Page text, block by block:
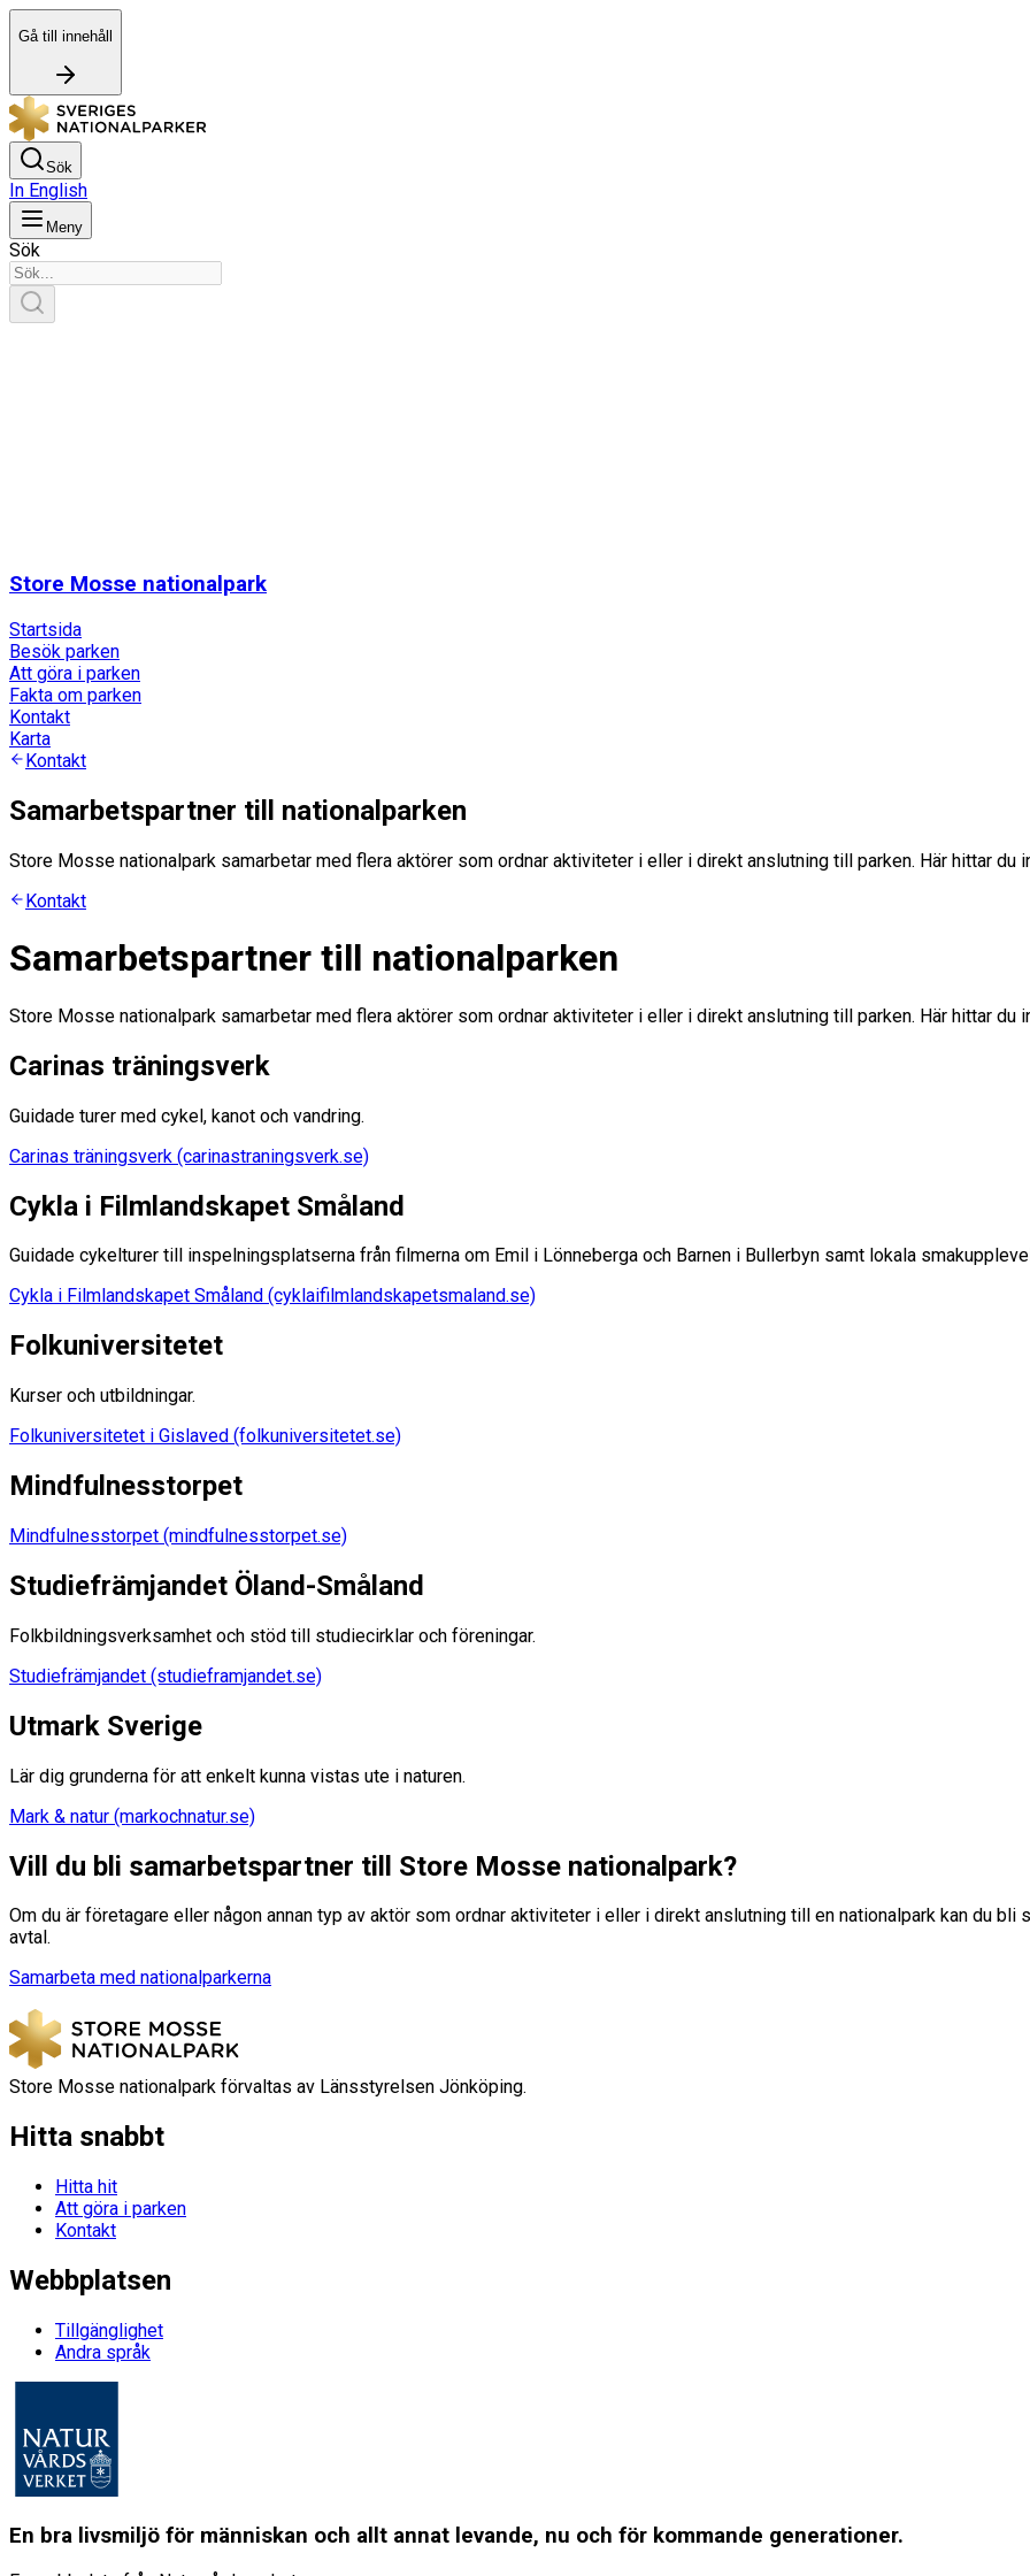
Gå till innehåll
Sök
In English
Meny
Sök
Store Mosse nationalpark
Startsida
Besök parken
Att göra i parken
Fakta om parken
Kontakt
Karta
Kontakt
Samarbetspartner till nationalparken
Store Mosse nationalpark samarbetar med flera aktörer som ordnar aktiviteter i eller i direkt anslutning till parken. Här hittar du
Kontakt
Samarbetspartner till nationalparken
Store Mosse nationalpark samarbetar med flera aktörer som ordnar aktiviteter i eller i direkt anslutning till parken. Här hittar du
Carinas träningsverk
Guidade turer med cykel, kanot och vandring.
Carinas träningsverk (carinastraningsverk.se)
Cykla i Filmlandskapet Småland
Guidade cykelturer till inspelningsplatserna från filmerna om Emil i Lönneberga och Barnen i Bullerbyn samt lokala
Cykla i Filmlandskapet Småland (cyklaifilmlandskapetsmaland.se)
Folkuniversitetet
Kurser och utbildningar.
Folkuniversitetet i Gislaved (folkuniversitetet.se)
Mindfulnesstorpet
Mindfulnesstorpet (mindfulnesstorpet.se)
Studiefrämjandet Öland-Småland
Folkbildningsverksamhet och stöd till studiecirklar och föreningar.
Studiefrämjandet (studieframjandet.se)
Utmark Sverige
Lär dig grunderna för att enkelt kunna vistas ute i naturen.
Mark & natur (markochnatur.se)
Vill du bli samarbetspartner till Store Mosse nationalpark?
Om du är företagare eller någon annan typ av aktör som ordnar aktiviteter i eller i direkt anslutning till en nationalpark kan du
avtal.
Samarbeta med nationalparkerna
Store Mosse nationalpark förvaltas av Länsstyrelsen Jönköping.
Hitta snabbt
Hitta hit
Att göra i parken
Kontakt
Webbplatsen
Tillgänglighet
Andra språk
En bra livsmiljö för människan och allt annat levande, nu och för kommande generationer.